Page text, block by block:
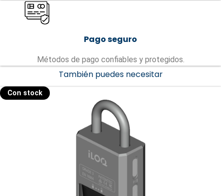
Pago seguro
Métodos de pago confiables y protegidos.
También puedes necesitar
Con stock